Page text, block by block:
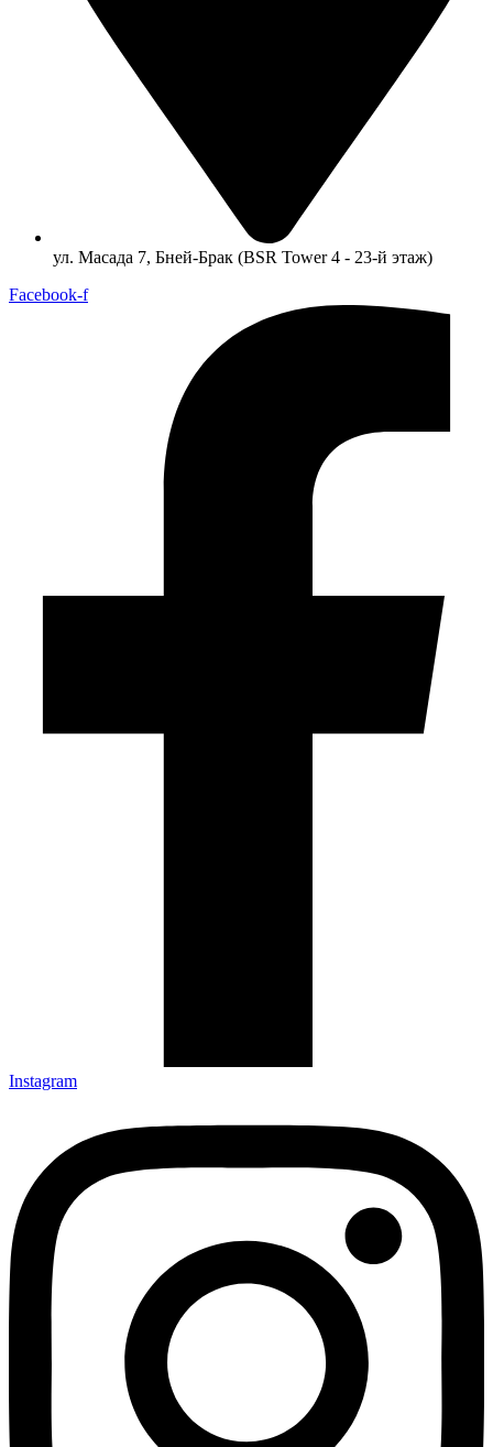
ул. Масада 7, Бней-Брак (BSR Tower 4 - 23-й этаж)
Facebook-f
Instagram